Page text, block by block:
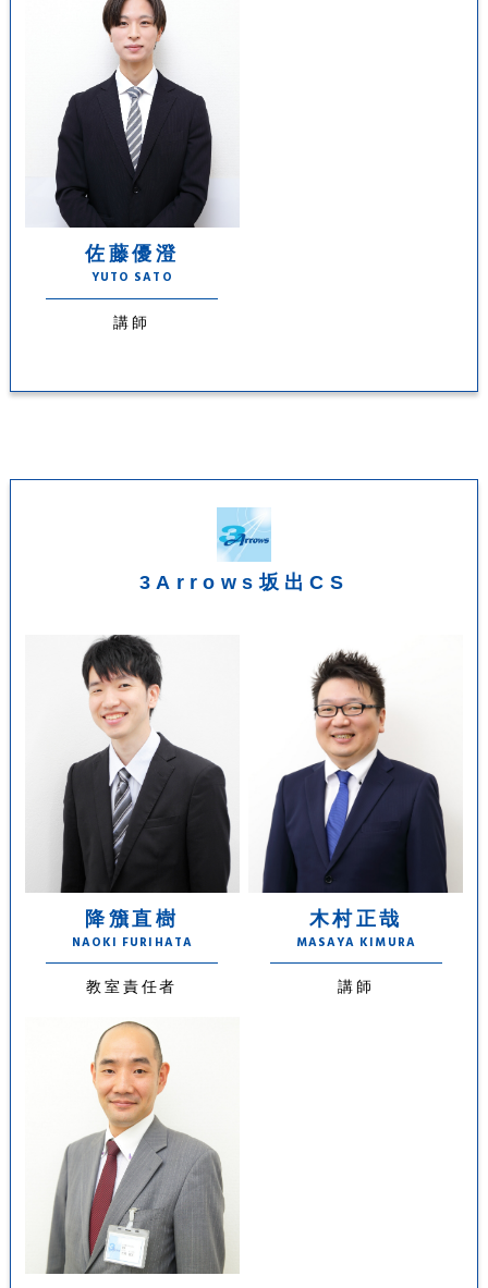
佐藤優澄
YUTO SATO
講師
3Arrows坂出CS
降籏直樹
NAOKI FURIHATA
教室責任者
木村正哉
MASAYA KIMURA
講師